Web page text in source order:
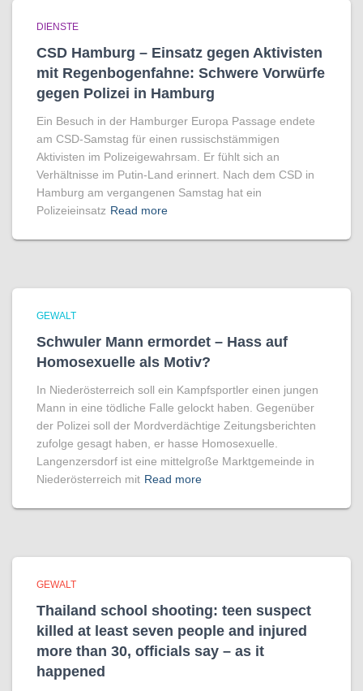
DIENSTE
CSD Hamburg – Einsatz gegen Aktivisten
mit Regenbogen­fahne: Schwere Vorwürfe
gegen Polizei in Hamburg
Ein Besuch in der Hamburger Europa Passage endete
am CSD-Samstag für einen russischstämmigen
Aktivisten im Polizeigewahrsam. Er fühlt sich an
Verhältnisse im Putin-Land erinnert. Nach dem CSD in
Hamburg am vergangenen Samstag hat ein
Polizeieinsatz Read more
GEWALT
Schwuler Mann ermordet – Hass auf
Homo­sexuelle als Motiv?
In Niederösterreich soll ein Kampfsportler einen jungen
Mann in eine tödliche Falle gelockt haben. Gegenüber
der Polizei soll der Mordverdächtige Zeitungsberichten
zufolge gesagt haben, er hasse Homosexuelle.
Langenzersdorf ist eine mittelgroße Marktgemeinde in
Niederösterreich mit Read more
GEWALT
Thailand school shooting: teen suspect
killed at least seven people and injured
more than 30, officials say – as it
happened